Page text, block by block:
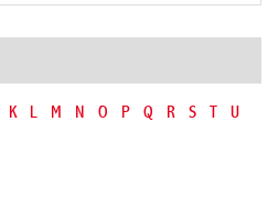
K L M N O P Q R S T
U